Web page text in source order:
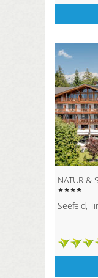
NATUR &
Seefeld,